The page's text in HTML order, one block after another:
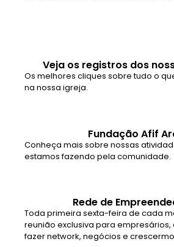
Veja os registros dos
Os melhores cliques sobre tudo o
na nossa igreja.
Fundação Afif
Conheça mais sobre nossas
estamos fazendo pela comunidade.
Rede de
Toda primeira sexta-feira de cada
reunião exclusiva para empresários,
fazer network, negócios e